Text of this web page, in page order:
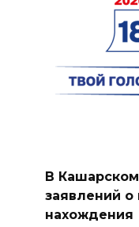
В
заявлений о
нахождения